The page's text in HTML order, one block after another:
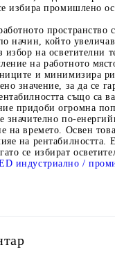
избира промишлено
начин, който
избор на осветителни
на работното
и минимизира
значение, за да се
също са
придоби огромна
значително по-
на времето. Освен
на
се избират
индустриално /